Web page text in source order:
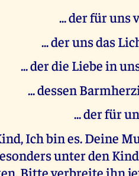
... der für uns
... der uns das
... der die Liebe in
... dessen
... der für
Ich bin es. Deine
unter den
Bitte verbreite ihn